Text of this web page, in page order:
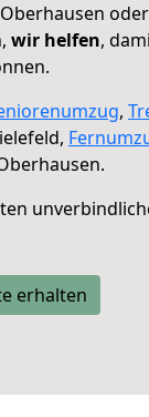
wir helfen,
,
erhalten